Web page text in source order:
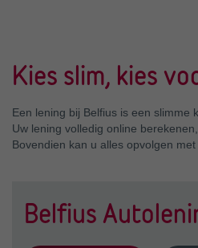
Kies slim, kies
Een lening bij Belfius is een slimme
Uw lening volledig online
Bovendien kan u alles opvolgen
Belfius